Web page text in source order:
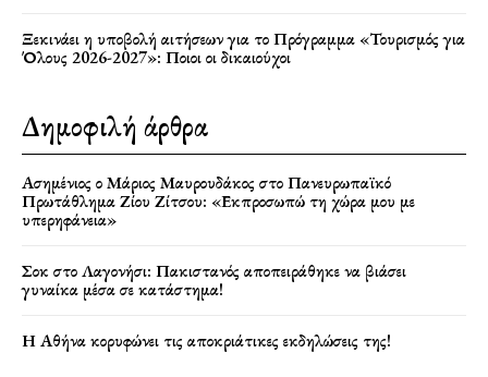
Ξεκινάει η υποβολή αιτήσεων για το Πρόγραμμα «Τουρισμός για
Όλους 2026-2027»: Ποιοι οι δικαιούχοι
Δημοφιλή άρθρα
Ασημένιος ο Μάριος Μαυρουδάκος στο Πανευρωπαϊκό
Πρωτάθλημα Ζίου Ζίτσου: «Εκπροσωπώ τη χώρα μου με
υπερηφάνεια»
Σοκ στο Λαγονήσι: Πακιστανός αποπειράθηκε να βιάσει
γυναίκα μέσα σε κατάστημα!
Η Αθήνα κορυφώνει τις αποκριάτικες εκδηλώσεις της!